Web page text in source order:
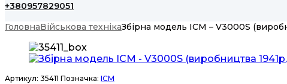
+380957829051
ГоловнаВійськова технікаЗбірна модель ICM – V3000S
Артикул: 35411 Позначка: ICM